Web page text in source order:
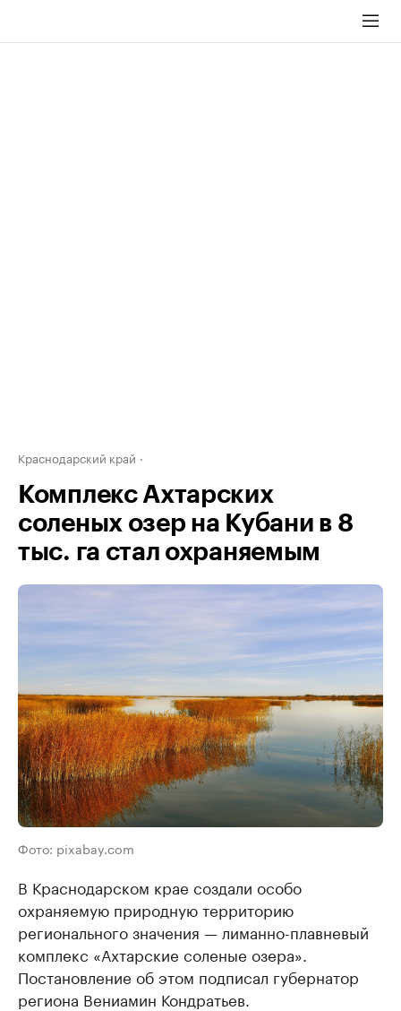
Краснодарский край
Комплекс Ахтарских
соленых озер на Кубани в 8
тыс. га стал охраняемым
Фото: pixabay.com
В Краснодарском крае создали особо
охраняемую природную территорию
регионального значения — лиманно-плавневый
комплекс «Ахтарские соленые озера».
Постановление об этом подписал губернатор
региона Вениамин Кондратьев.